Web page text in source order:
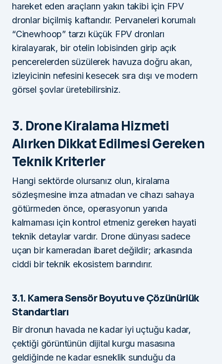
hareket eden araçların yakın takibi için FPV
dronlar biçilmiş kaftandır. Pervaneleri korumalı
“Cinewhoop” tarzı küçük FPV dronları
kiralayarak, bir otelin lobisinden girip açık
pencerelerden süzülerek havuza doğru akan,
izleyicinin nefesini kesecek sıra dışı ve modern
görsel şovlar üretebilirsiniz.
3. Drone Kiralama Hizmeti
Alırken Dikkat Edilmesi Gereken
Teknik Kriterler
Hangi sektörde olursanız olun, kiralama
sözleşmesine imza atmadan ve cihazı sahaya
götürmeden önce, operasyonun yarıda
kalmaması için kontrol etmeniz gereken hayati
teknik detaylar vardır. Drone dünyası sadece
uçan bir kameradan ibaret değildir; arkasında
ciddi bir teknik ekosistem barındırır.
3.1. Kamera Sensör Boyutu ve Çözünürlük
Standartları
Bir dronun havada ne kadar iyi uçtuğu kadar,
çektiği görüntünün dijital kurgu masasına
geldiğinde ne kadar esneklik sunduğu da